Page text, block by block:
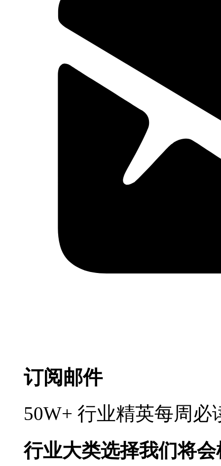
订阅邮件
50W+ 行业精英每周
行业大类选择我们将